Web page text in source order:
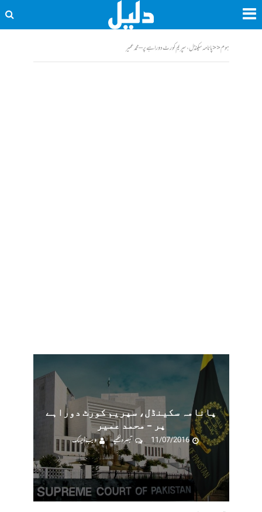
ہوم<<پانامہ سکینڈل، سپریم کورٹ دوراہے پر – محمد عمیر
پانامہ سکینڈل، سپریم کورٹ دوراہے
پر – محمد عمیر
11/07/2016
تبصرہ لکھیے ویب ڈیسک